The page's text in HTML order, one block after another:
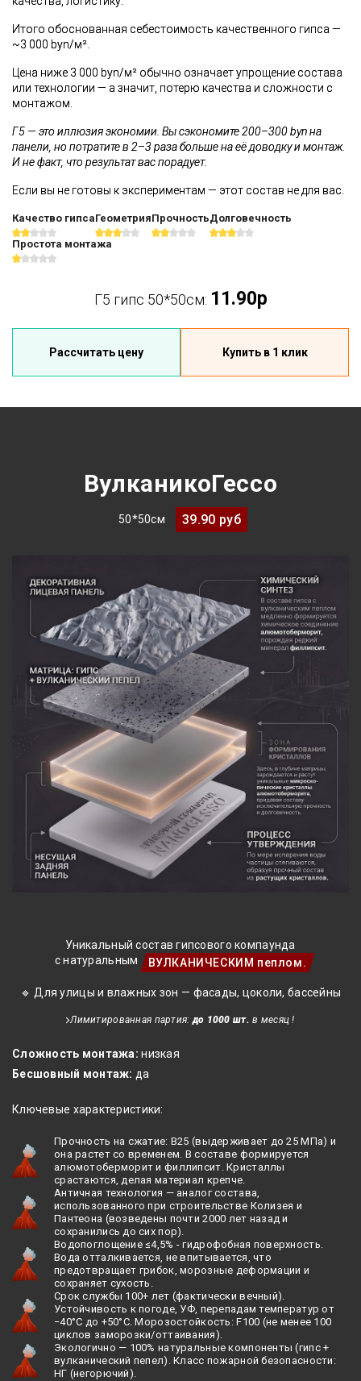
Итого обоснованная себестоимость качественного гипса —
~3 000 byn/м².
Цена ниже 3 000 byn/м² обычно означает упрощение состава
или технологии — а значит, потерю качества и сложности с
монтажом.
Г5 — это иллюзия экономии. Вы сэкономите 200–300 byn на
панели, но потратите в 2–3 раза больше на её доводку и монтаж.
И не факт, что результат вас порадует.
Если вы не готовы к экспериментам — этот состав не для вас.
Качество гипсаГеометрияПрочностьДолговечность
Простота монтажа
Г5 гипс 50*50см: 11.90р
Рассчитать цену Купить в 1 клик
ВулканикоГессо
50*50см 39.90 руб
Уникальный состав гипсового компаунда
с натуральным
ВУЛКАНИЧЕСКИМ пеплом.
🔹 Для улицы и влажных зон — фасады, цоколи, бассейны
Лимитированная партия:до 1000 шт. в месяц !
Сложность монтажа: низкая
Бесшовный монтаж: да
Ключевые характеристики:
Прочность на сжатие: B25 (выдерживает до 25 МПа) и
она растет со временем. В составе формируется
алюмотоберморит и филлипсит. Кристаллы
срастаются, делая материал крепче.
Античная технология — аналог состава,
использованного при строительстве Колизея и
Пантеона (возведены почти 2000 лет назад и
сохранились до сих пор).
Водопоглощение ≤4,5% - гидрофобная поверхность.
Вода отталкивается, не впитывается, что
предотвращает грибок, морозные деформации и
сохраняет сухость.
Срок службы 100+ лет (фактически вечный).
Устойчивость к погоде, УФ, перепадам температур от
−40°C до +50°C. Морозостойкость: F100 (не менее 100
циклов заморозки/оттаивания).
Экологично — 100% натуральные компоненты (гипс +
вулканический пепел). Класс пожарной безопасности:
НГ (негорючий).